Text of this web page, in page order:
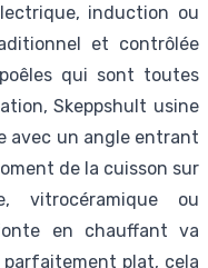
induction ou
et contrôlée
qui sont toutes
Skeppshult usine
avec un angle entrant
de la cuisson sur
vitrocéramique ou
en chauffant va
plat, cela